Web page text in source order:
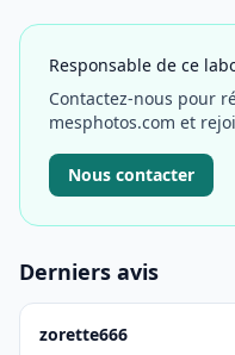
Responsable de ce
Contactez-nous pour
mesphotos.com et
Nous contacter
Derniers avis
zorette666